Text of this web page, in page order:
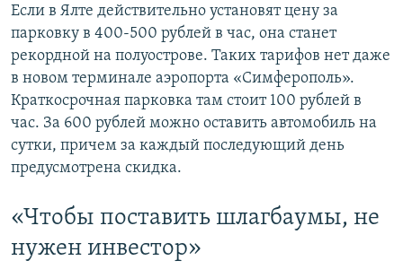
Если в Ялте действительно установят цену за
парковку в 400-500 рублей в час, она станет
рекордной на полуострове. Таких тарифов нет даже
в новом терминале аэропорта «Симферополь».
Краткосрочная парковка там стоит 100 рублей в
час. За 600 рублей можно оставить автомобиль на
сутки, причем за каждый последующий день
предусмотрена скидка.
«Чтобы поставить шлагбаумы, не
нужен инвестор»